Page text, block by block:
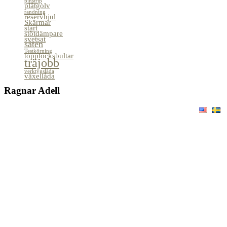
plåtgolv
randning
reservhjul
Skärmar
start
stötdämpare
svetsat
säten
Testkörning
topplocksbultar
träjobb
verktygslåda
växellåda
Ragnar Adell